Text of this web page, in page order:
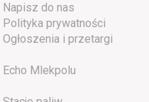
Napisz do nas
Polityka prywatności
Ogłoszenia i przetargi
Echo Mlekpolu